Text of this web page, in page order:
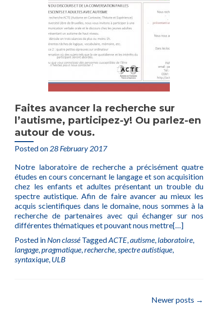
Faites avancer la recherche sur
l’autisme, participez-y! Ou parlez-en
autour de vous.
Posted on 28 February 2017
Notre laboratoire de recherche a précisément quatre
études en cours concernant le langage et son acquisition
chez les enfants et adultes présentant un trouble du
spectre autistique. Afin de faire avancer au mieux les
acquis scientifiques dans le domaine, nous sommes à la
recherche de partenaires avec qui échanger sur nos
différentes thématiques et pouvant nous mettre[…]
Posted in Non classé TaggedACTE,autisme,laboratoire,
langage,pragmatique,recherche,spectre autistique,
syntaxique, ULB
Newer posts →